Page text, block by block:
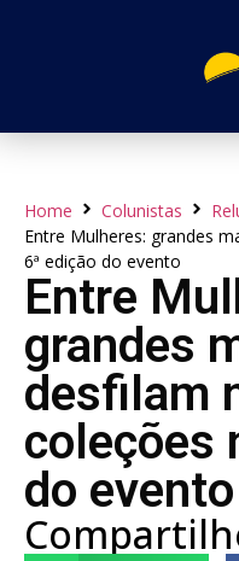
Home Colunistas
Entre Mulheres: grandes
6ª edição do evento
Entre
grandes
desfilam
coleções
do evento